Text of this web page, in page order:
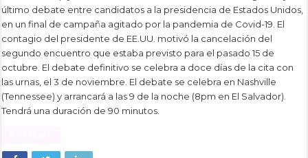
último debate entre candidatos a la presidencia de Estados Unidos,
en un final de campaña agitado por la pandemia de Covid-19. El
contagio del presidente de EE.UU. motivó la cancelación del
segundo encuentro que estaba previsto para el pasado 15 de
octubre. El debate definitivo se celebra a doce días de la cita con
las urnas, el 3 de noviembre. El debate se celebra en Nashville
(Tennessee) y arrancará a las 9 de la noche (8pm en El Salvador).
Tendrá una duración de 90 minutos.